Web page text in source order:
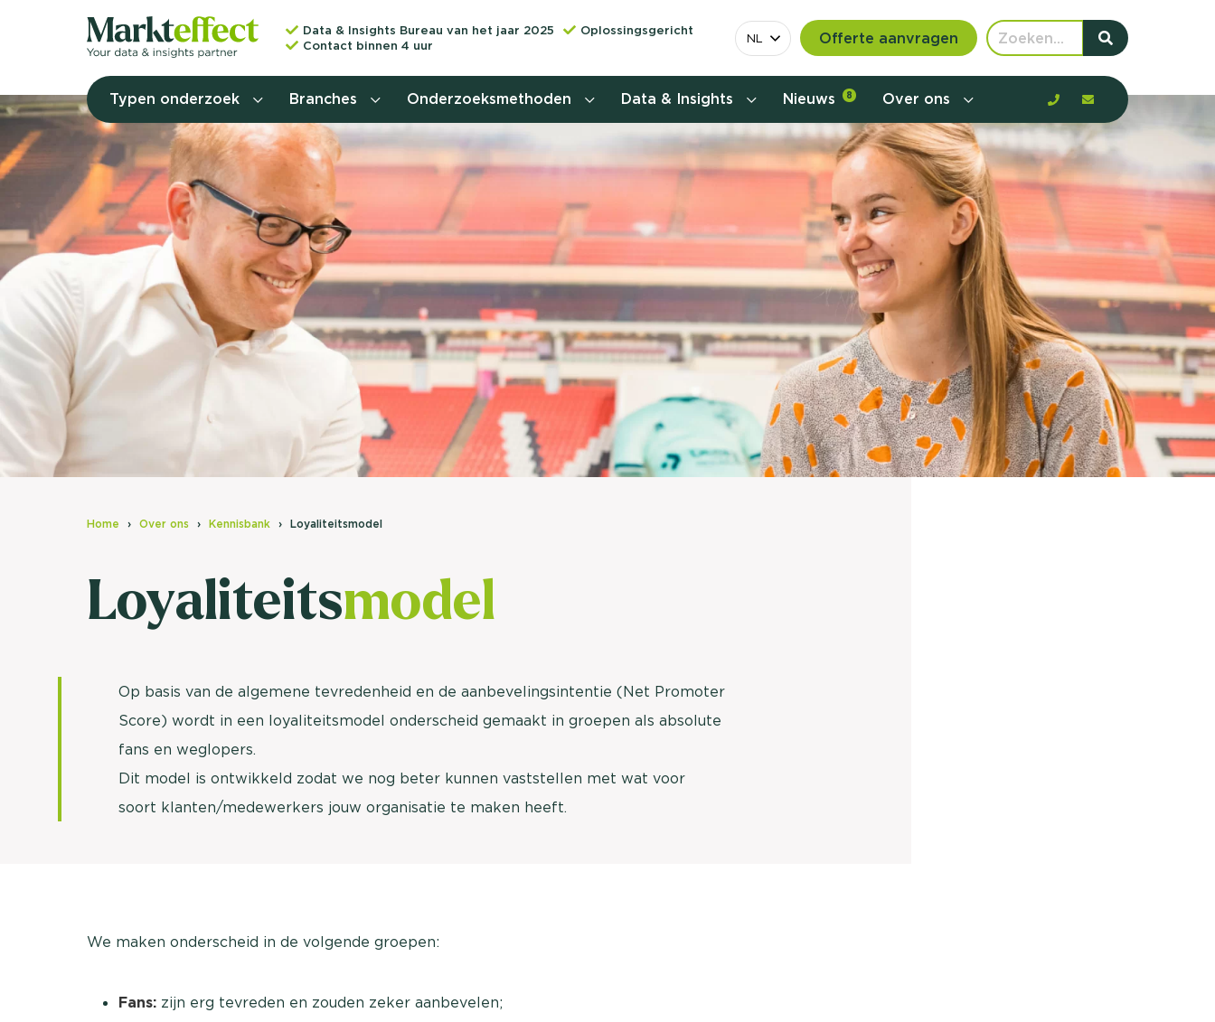
Data & Insights Bureau van het jaar 2025
Oplossingsgericht
Contact binnen 4 uur
NL Offerte aanvragen
Typen onderzoek
Behoefteonderzoek
Customer journey onderzoek
Customer value proposition
Doelgroeponderzoek
Naamsbekendheidonderzoek
Nationaal Studiekeuze
Onderzoek (NSKO)
Usage & attitude onderzoek
UX-onderzoek
Relevantere communicatie en aanbod door de
customer journey, de barrières en gedrag in kaart te
brengen. Benieuwd hoe?
Stefan Klomp
Client Consultant
Branches Onderzoeksmethoden Data & Insights Nieuws 8 Over ons
Home Over ons Kennisbank Loyaliteitsmodel
Loyaliteitsmodel
Op basis van de algemene tevredenheid en de aanbevelingsintentie (Net Promoter
Score) wordt in een loyaliteitsmodel onderscheid gemaakt in groepen als absolute
fans en weglopers.
Dit model is ontwikkeld zodat we nog beter kunnen vaststellen met wat voor
soort klanten/medewerkers jouw organisatie te maken heeft.
We maken onderscheid in de volgende groepen:
Fans: zijn erg tevreden en zouden zeker aanbevelen;